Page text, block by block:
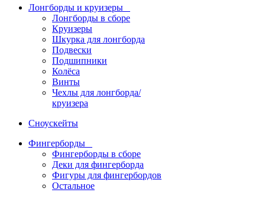
Лонгборды и круизеры
Лонгборды в сборе
Круизеры
Шкурка для лонгборда
Подвески
Подшипники
Колёса
Винты
Чехлы для лонгборда/
круизера
Сноускейты
Фингерборды
Фингерборды в сборе
Деки для фингерборда
Фигуры для фингербордов
Остальное